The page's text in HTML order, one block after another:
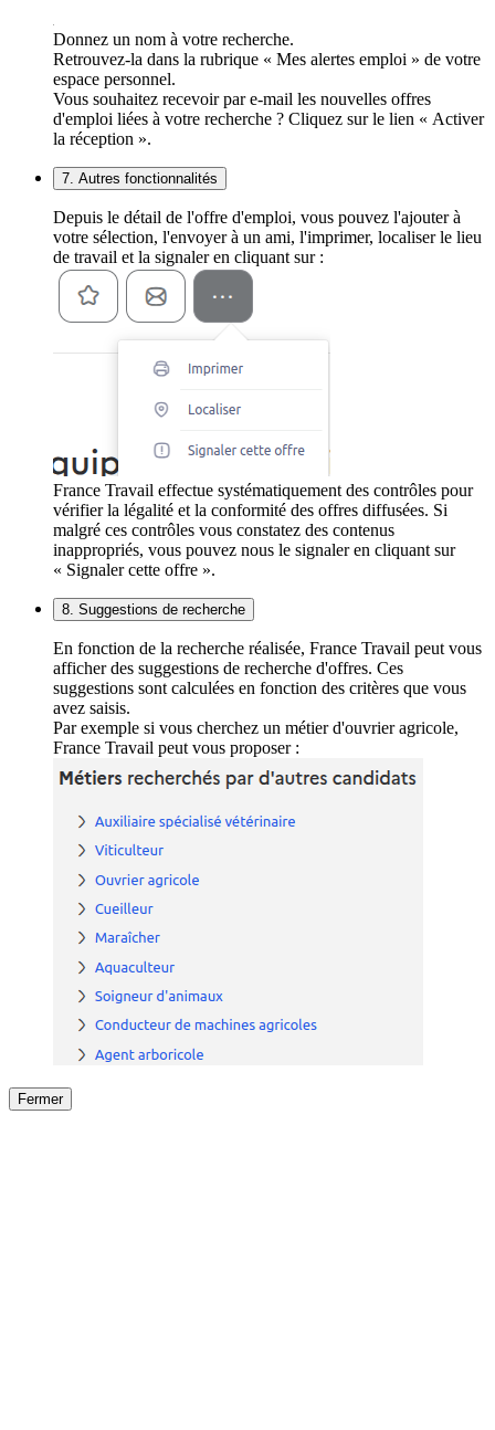
Donnez un nom à votre recherche.
Retrouvez-la dans la rubrique « Mes alertes emploi » de votre
espace personnel.
Vous souhaitez recevoir par e-mail les nouvelles offres
d'emploi liées à votre recherche ? Cliquez sur le lien « Activer
la réception ».
7. Autres fonctionnalités
Depuis le détail de l'offre d'emploi, vous pouvez l'ajouter à
votre sélection, l'envoyer à un ami, l'imprimer, localiser le lieu
de travail et la signaler en cliquant sur :
France Travail effectue systématiquement des contrôles pour
vérifier la légalité et la conformité des offres diffusées. Si
malgré ces contrôles vous constatez des contenus
inappropriés, vous pouvez nous le signaler en cliquant sur
« Signaler cette offre ».
8. Suggestions de recherche
En fonction de la recherche réalisée, France Travail peut vous
afficher des suggestions de recherche d'offres. Ces
suggestions sont calculées en fonction des critères que vous
avez saisis.
Par exemple si vous cherchez un métier d'ouvrier agricole,
France Travail peut vous proposer :
Fermer